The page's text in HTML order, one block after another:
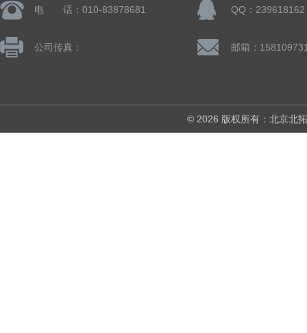
电 话：010-83878681 QQ：239618162
公司传真：
© 2026 版权所有：北京北